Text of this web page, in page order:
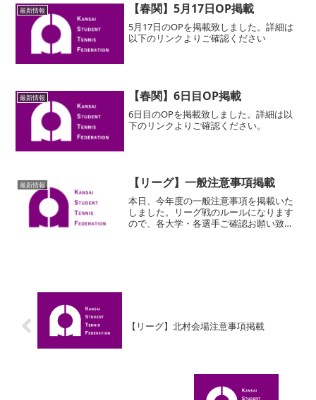
最新情報 【春関】5月17日OP掲載
5月17日のOPを掲載致しました。詳細は
以下のリンクよりご確認ください
最新情報 【春関】6日目OP掲載
6日目のOPを掲載致しました。詳細は以
下のリンクよりご確認ください。
最新情報 【リーグ】一般注意事項掲載
本日、今年度の一般注意事項を掲載いた
しました。リーグ戦のルールになります
ので、各大学・各選手ご確認お願い致し
【リーグ】北村会場注意事項掲載